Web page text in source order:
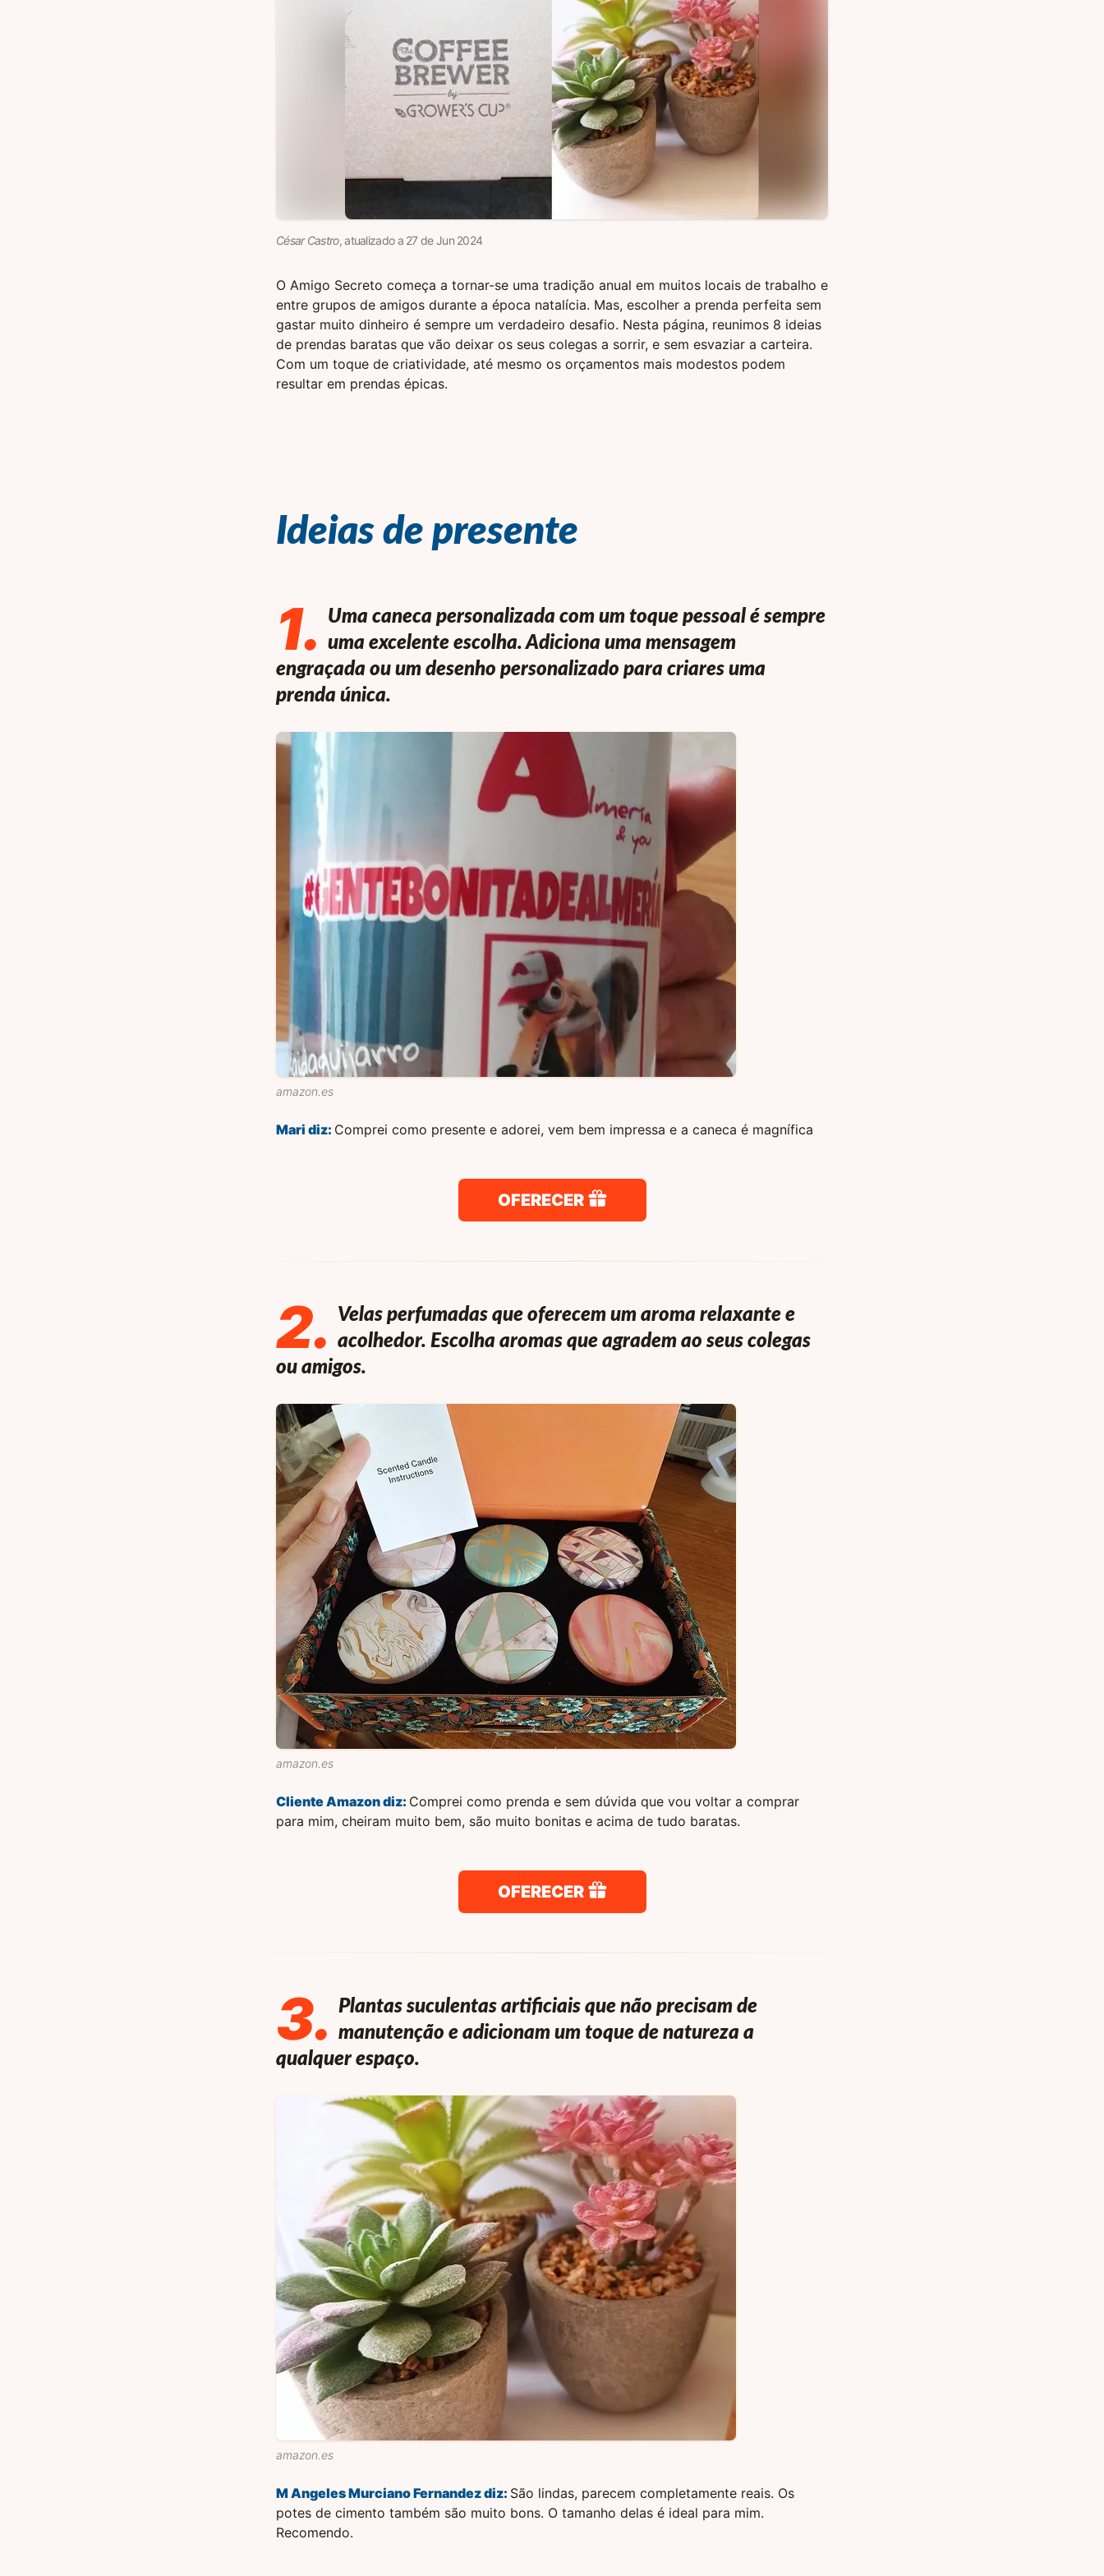
César Castro, atualizado a 27deJun 2024
O Amigo Secreto começa a tornar-se uma tradição anual em muitos locais de trabalho e
entre grupos de amigos durante a época natalícia. Mas, escolher a prenda perfeita sem
gastar muito dinheiro é sempre um verdadeiro desafio. Nesta página, reunimos 8 ideias
de prendas baratas que vão deixar os seus colegas a sorrir, e sem esvaziar a carteira.
Com um toque de criatividade, até mesmo os orçamentos mais modestos podem
resultar em prendas épicas.
Ideias de presente
1.
Uma caneca personalizada com um toque pessoal é sempre
uma excelente escolha. Adiciona uma mensagem
engraçada ou um desenho personalizado para criares uma
prenda única.
amazon.es
Mari diz: Comprei como presente e adorei, vem bem impressa e a caneca é magnífica
OFERECER
2.
Velas perfumadas que oferecem um aroma relaxante e
acolhedor. Escolha aromas que agradem ao seus colegas
ou amigos.
amazon.es
Cliente Amazondiz: Comprei como prenda e sem dúvida que vou voltar a comprar
para mim, cheiram muito bem, são muito bonitas e acima de tudo baratas.
OFERECER
3. Plantas suculentas artificiais que não precisam de
manutenção e adicionam um toque de natureza a
qualquer espaço.
amazon.es
M Angeles Murciano Fernandezdiz: São lindas, parecem completamente reais. Os
potes de cimento também são muito bons. O tamanho delas é ideal para mim.
Recomendo.